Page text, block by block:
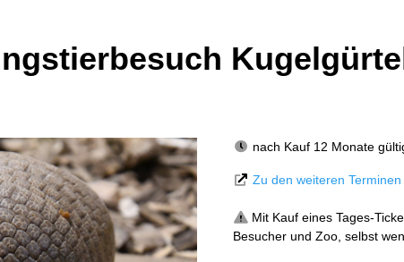
nach Kauf 12 Monate
Zu den weiteren
Mit Kauf eines Tages-
Besucher und Zoo, selbst